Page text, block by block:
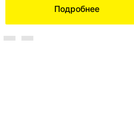
Подробнее